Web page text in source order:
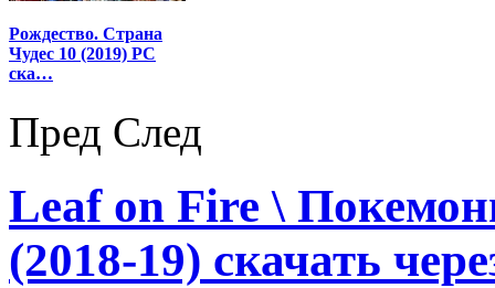
Рождество. Страна
Чудес 10 (2019) PC
ска…
Пред След
Leaf on Fire \
(2018-19) скачать